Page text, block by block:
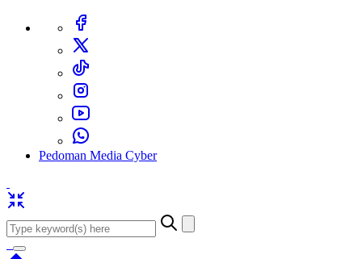
Pedoman Media Cyber